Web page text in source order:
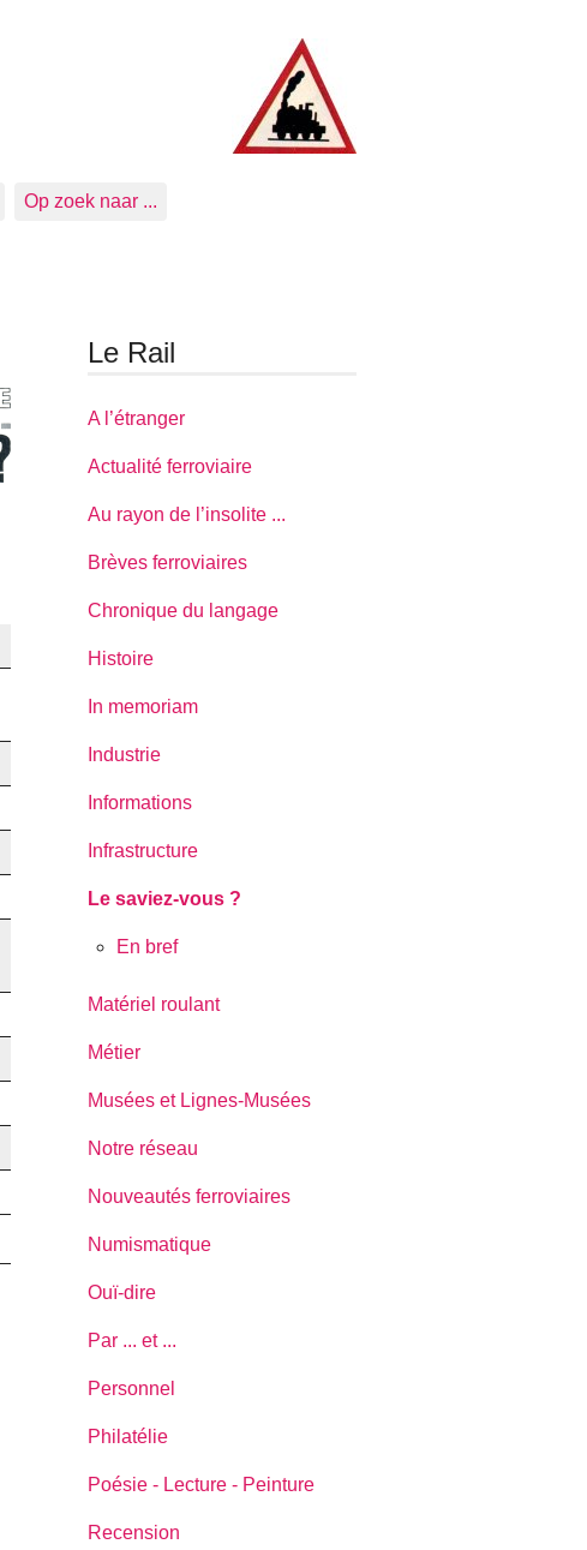
Op zoek naar ...
Le Rail
A l’étranger
Actualité ferroviaire
Au rayon de l’insolite ...
Brèves ferroviaires
Chronique du langage
Histoire
In memoriam
Industrie
Informations
Infrastructure
Le saviez-vous ?
En bref
Matériel roulant
Métier
Musées et Lignes-Musées
Notre réseau
Nouveautés ferroviaires
Numismatique
Ouï-dire
Par ... et ...
Personnel
Philatélie
Poésie - Lecture - Peinture
Recension